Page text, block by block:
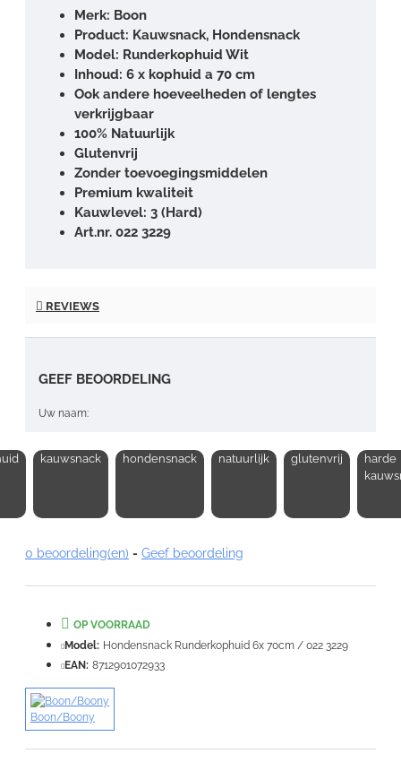
Merk: Boon
Product: Kauwsnack, Hondensnack
Model: Runderkophuid Wit
Inhoud: 6 x kophuid a 70 cm
Ook andere hoeveelheden of lengtes
verkrijgbaar
100% Natuurlijk
Glutenvrij
Zonder toevoegingsmiddelen
Premium kwaliteit
Kauwlevel: 3 (Hard)
Art.nr. 022 3229
REVIEWS
GEEF BEOORDELING
Uw naam:
Note:HTML-code wordt niet vertaald!
Slecht
kauwsnack hondensnack natuurlijk glutenvrij
harde
0 beoordeling(en) - Geef beoordeling
OP VOORRAAD
Model: Hondensnack Runderkophuid 6x 70cm / 022 3229
EAN: 8712901072933
Boon/Boony